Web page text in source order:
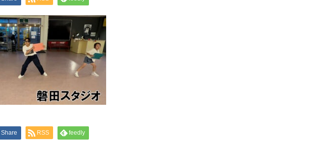
Share RSS feedly